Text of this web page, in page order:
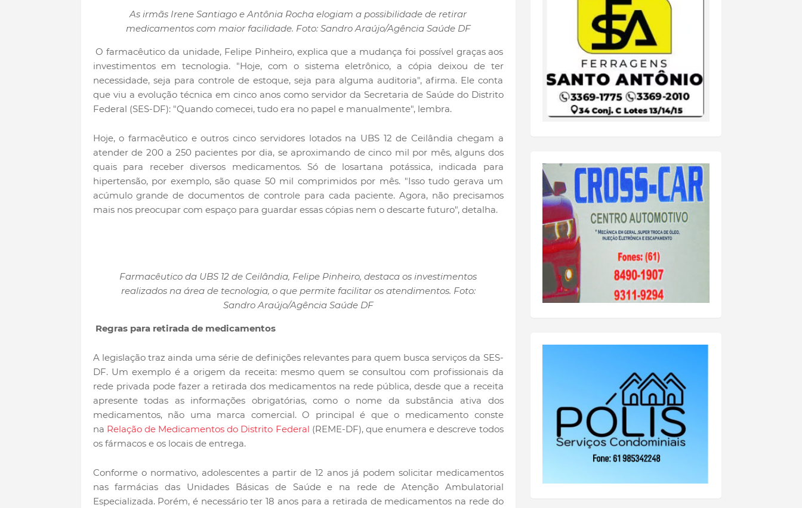
As irmãs Irene Santiago e Antônia Rocha elogiam a possibilidade de retirar
medicamentos com maior facilidade. Foto: Sandro Araújo/Agência Saúde DF
O farmacêutico da unidade, Felipe Pinheiro, explica que a mudança foi possível graças aos
investimentos em tecnologia. "Hoje, com o sistema eletrônico, a cópia deixou de ter
necessidade, seja para controle de estoque, seja para alguma auditoria", afirma. Ele conta
que viu a evolução técnica em cinco anos como servidor da Secretaria de Saúde do Distrito
Federal (SES-DF): "Quando comecei, tudo era no papel e manualmente", lembra.
Hoje, o farmacêutico e outros cinco servidores lotados na UBS 12 de Ceilândia chegam a
atender de 200 a 250 pacientes por dia, se aproximando de cinco mil por mês, alguns dos
quais para receber diversos medicamentos. Só de losartana potássica, indicada para
hipertensão, por exemplo, são quase 50 mil comprimidos por mês. "Isso tudo gerava um
acúmulo grande de documentos de controle para cada paciente. Agora, não precisamos
mais nos preocupar com espaço para guardar essas cópias nem o descarte futuro", detalha.
Farmacêutico da UBS 12 de Ceilândia, Felipe Pinheiro, destaca os investimentos
realizados na área de tecnologia, o que permite facilitar os atendimentos. Foto:
Sandro Araújo/Agência Saúde DF
Regras para retirada de medicamentos
A legislação traz ainda uma série de definições relevantes para quem busca serviços da SES-
DF. Um exemplo é a origem da receita: mesmo quem se consultou com profissionais da
rede privada pode fazer a retirada dos medicamentos na rede pública, desde que a receita
apresente todas as informações obrigatórias, como o nome da substância ativa dos
medicamentos, não uma marca comercial. O principal é que o medicamento conste
na Relação de Medicamentos do Distrito Federal (REME-DF), que enumera e descreve todos
os fármacos e os locais de entrega.
Conforme o normativo, adolescentes a partir de 12 anos já podem solicitar medicamentos
nas farmácias das Unidades Básicas de Saúde e na rede de Atenção Ambulatorial
Especializada. Porém, é necessário ter 18 anos para a retirada de medicamentos na rede do